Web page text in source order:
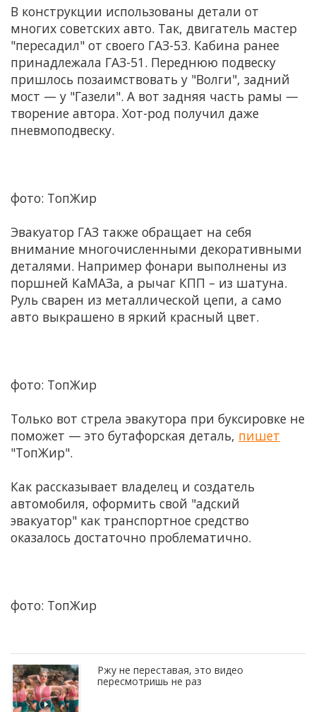
В конструкции использованы детали от
многих советских авто. Так, двигатель мастер
"пересадил" от своего ГАЗ-53. Кабина ранее
принадлежала ГАЗ-51. Переднюю подвеску
пришлось позаимствовать у "Волги", задний
мост — у "Газели". А вот задняя часть рамы —
творение автора. Хот-род получил даже
пневмоподвеску.
фото: ТопЖир
Эвакуатор ГАЗ также обращает на себя
внимание многочисленными декоративными
деталями. Например фонари выполнены из
поршней КаМАЗа, а рычаг КПП – из шатуна.
Руль сварен из металлической цепи, а само
авто выкрашено в яркий красный цвет.
фото: ТопЖир
Только вот стрела эвакутора при буксировке не
поможет — это бутафорская деталь, пишет
"ТопЖир".
Как рассказывает владелец и создатель
автомобиля, оформить свой "адский
эвакуатор" как транспортное средство
оказалось достаточно проблематично.
фото: ТопЖир
Ржу не переставая, это видео
пересмотришь не раз